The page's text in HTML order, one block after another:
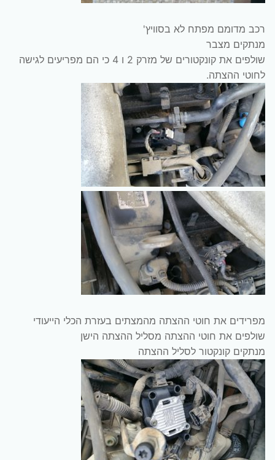
רכב מדומם מפתח לא בסוויץ'
מנתקים מצבר
שולפים את קונקטורים של מזרק 2 ו 4 כי הם מפריעים לגישה
לחוטי ההצתה.
מפרידים את חוטי ההצתה מהמצתים בעזרת הכלי הייעודי
שולפים את חוטי ההצתה מסליל ההצתה הישן
מנתקים קונקטור לסליל ההצתה